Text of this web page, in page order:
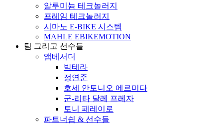
알루미늄 테크놀러지
프레임 테크놀러지
시마노 E-BIKE 시스템
MAHLE EBIKEMOTION
팀 그리고 선수들
앰베서더
박테라
정연준
호세 안토니오 에르미다
군-리타 달레 프레자
토니 페레이로
파트너쉽 & 선수들